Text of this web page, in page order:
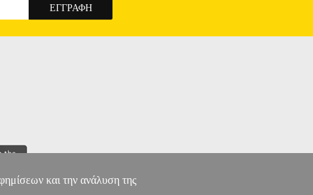
και την ανάλυση της